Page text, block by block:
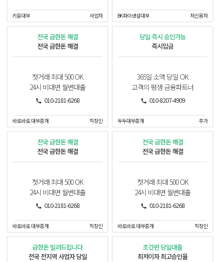
키움대부 사업자 BK파이낸셜대부 저신용자
전국 급한돈 해결
전국 급한돈 해결
첫거래 최대 500 OK
24시 비대면 월변대출
010-2181-6268
바로바로 대부중개 직장인
당일 즉시 승인가능
즉시입금
365일 소액 당일 OK
고객의 평생 금융파트너
010-8207-4909
두두대부중개 추가
전국 급한돈 해결
전국 급한돈 해결
첫거래 최대 500 OK
24시 비대면 월변대출
010-2181-6268
바로바로 대부중개 직장인
전국 급한돈 해결
전국 급한돈 해결
첫거래 최대 500 OK
24시 비대면 월변대출
010-2181-6268
바로바로 대부중개 직장인
급한돈 빌려드립니다
전국 전지역 사업자 당일
초간편 당일대출
최저이자 최고승인율